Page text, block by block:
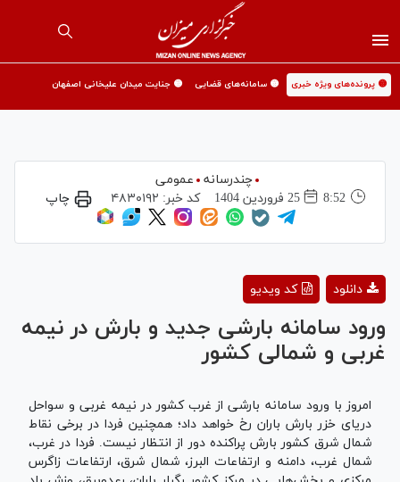
🟡 پرونده‌های ویژه خبری 🟡 سامانه‌های قضایی 🟡 جنایت میدان علیخانی اصفهان
چندرسانه
عمومی
8:52
25 فروردين 1404 کد خبر: ۴۸۳۰۱۹۲ چاپ
Video
کد ویدیو دانلود
ورود سامانه بارشی جدید و بارش در نیمه
غربی و شمالی کشور
امروز با ورود سامانه بارشی از غرب کشور در نیمه غربی و سواحل
دریای خزر بارش باران رخ خواهد داد؛ همچنین فردا در برخی نقاط
شمال شرق کشور بارش پراکنده دور از انتظار نیست. فردا در غرب،
شمال غرب، دامنه و ارتفاعات البرز، شمال شرق، ارتفاعات زاگرس